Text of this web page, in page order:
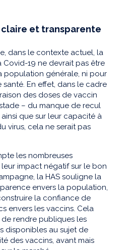
et transparente
dans le contexte actuel, la
19 ne devrait pas être
population générale, ni pour
En effet, dans le cadre
des doses de vaccin
– du manque de recul
que sur leur capacité à
virus, cela ne serait pas
les nombreuses
impact négatif sur le bon
la HAS souligne la
envers la population,
la confiance de
envers les vaccins. Cela
rendre publiques les
disponibles au sujet de
des vaccins, avant mais